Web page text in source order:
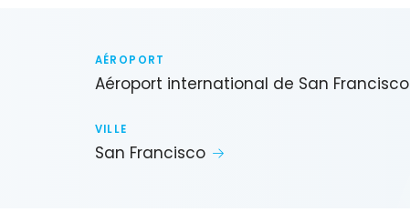
AÉROPORT
Aéroport international de San Francisco
VILLE
San Francisco